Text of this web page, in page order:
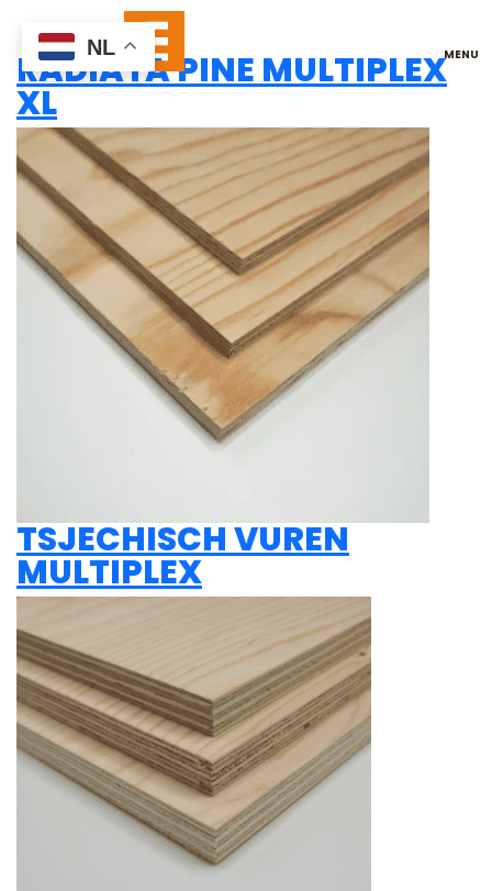
CONSTRUCTIE
RADIATA PINE MULTIPLEX
XL
TSJECHISCH VUREN
MULTIPLEX
NL